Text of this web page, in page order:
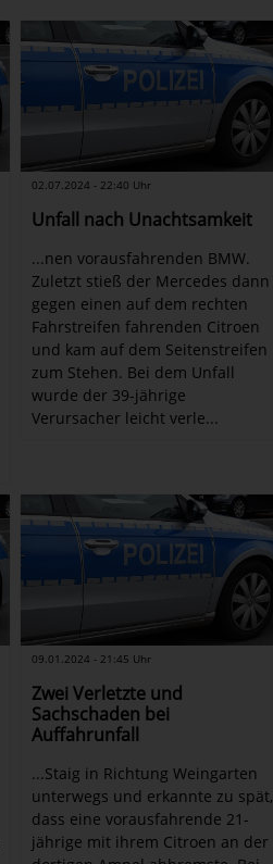
02.07.2024 - 22:40 Uhr
Unfall nach Unachtsamkeit
...nen vorausfahrenden BMW.
Zuletzt stieß der Mercedes dann
gegen einen auf dem rechten
Fahrstreifen fahrenden Citroen
und kam auf dem Seitenstreifen
zum Stehen. Bei dem Unfall
wurde der 39-jährige
Verursacher leicht verle...
09.01.2024 - 21:45 Uhr
Zwei Verletzte und
Sachschaden bei
Auffahrunfall
...Staig in Richtung Weingarten
unterwegs und erkannte zu spät,
dass eine vorausfahrende 21-
jährige mit ihrem Citroen an der